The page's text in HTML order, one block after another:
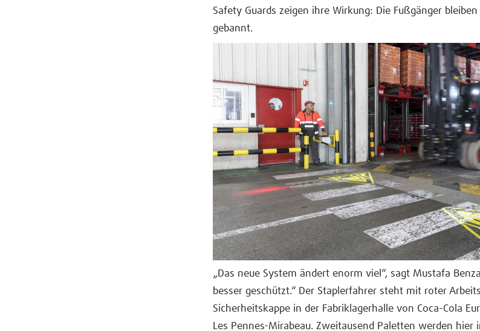
Safety Guards zeigen ihre Wirkung: Die Fußgänger
gebannt.
„Das neue System ändert enorm viel“, sagt Mustafa
besser geschützt.“ Der Staplerfahrer steht mit roter
Sicherheitskappe in der Fabriklagerhalle von Coca-Cola
Les Pennes-Mirabeau. Zweitausend Paletten werden hier